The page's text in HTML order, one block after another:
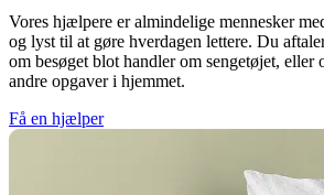
Vores hjælpere er almindelige mennesker
og lyst til at gøre hverdagen lettere. Du
om besøget blot handler om sengetøjet, eller
andre opgaver i hjemmet.
Få en hjælper